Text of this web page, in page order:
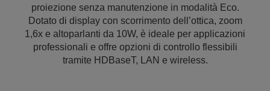
proiezione senza manutenzione in modalità Eco.
Dotato di display con scorrimento dell’ottica, zoom
1,6x e altoparlanti da 10W, è ideale per applicazioni
professionali e offre opzioni di controllo flessibili
tramite HDBaseT, LAN e wireless.